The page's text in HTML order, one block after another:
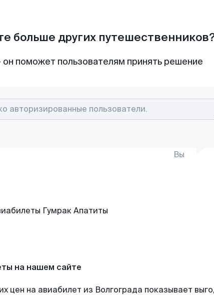
больше других
поможет пользователям принять решение
Вы
на нашем сайте
цен на авиабилет из Волгограда показывает